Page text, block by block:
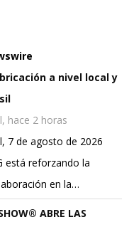
a nivel local y
hace 2 horas
7 de agosto de 2026
está reforzando la
en la…
ABRE LAS